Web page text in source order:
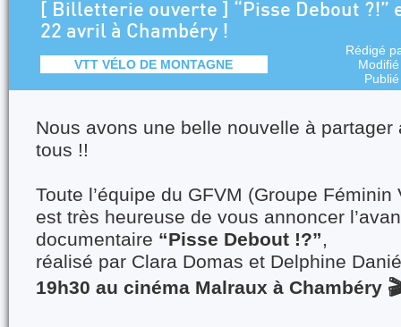
[ Billetterie ouverte ] “Pisse Debout
22 avril à Chambéry !
VTT VÉLO DE MONTAGNE
Rédigé
Nous avons une belle nouvelle à
tous !!
Toute l’équipe du GFVM (Groupe
est très heureuse de vous annoncer
documentaire “Pisse Debout !?”,
réalisé par Clara Domas et Delphine
19h30 au cinéma Malraux à Chambéry